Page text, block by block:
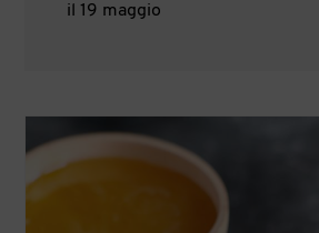
il 19 maggio